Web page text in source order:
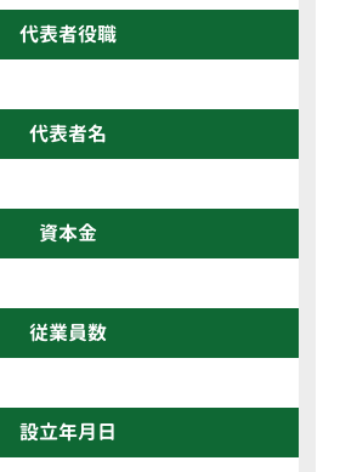
代表者役職
代表者名
資本金
従業員数
設立年月日